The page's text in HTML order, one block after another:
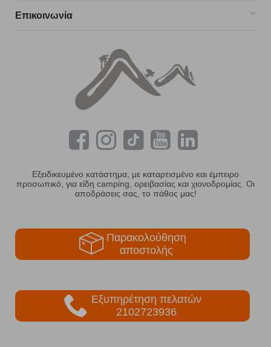
Επικοινωνία
Εξειδικευμένο κατάστημα, με καταρτισμένο και έμπειρο
προσωπικό, για είδη camping, ορειβασίας και χιονοδρομίας. Οι
αποδράσεις σας, το πάθος μας!
Παρακολούθηση
αποστολής
Εξυπηρέτηση πελατών
2102723936